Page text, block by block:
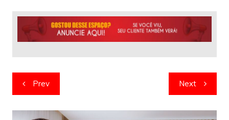
Navegação
de
artigos
Prev Next